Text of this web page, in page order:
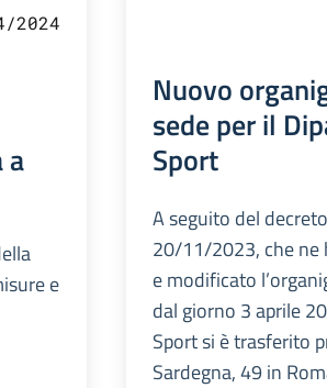
2024
a
e
Nuovo
sede per il
Sport
A seguito del
20/11/2023, che ne
e modificato
dal giorno 3 aprile
Sport si è trasferito
Sardegna, 49 in